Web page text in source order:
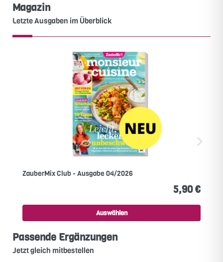
Magazin
Letzte Ausgaben im Überblick
ZauberMix Club - Ausgabe 04/2026
5,90 €
Auswählen
Passende Ergänzungen
Jetzt gleich mitbestellen